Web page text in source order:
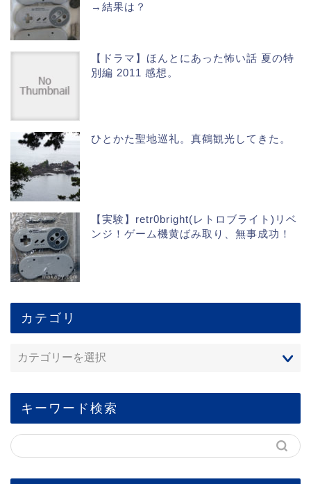
→結果は？
【ドラマ】ほんとにあった怖い話 夏の特
別編 2011 感想。
ひとかた聖地巡礼。真鶴観光してきた。
【実験】retr0bright(レトロブライト)リベ
ンジ！ゲーム機黄ばみ取り、無事成功！
カテゴリ
キーワード検索